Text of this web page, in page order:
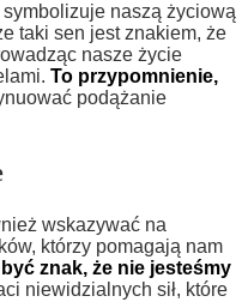
naszą życiową
taki sen jest znakiem, że
nasze życie
To przypomnienie,
podążanie
wskazywać na
którzy pomagają nam
być znak, że nie jesteśmy
niewidzialnych sił, które